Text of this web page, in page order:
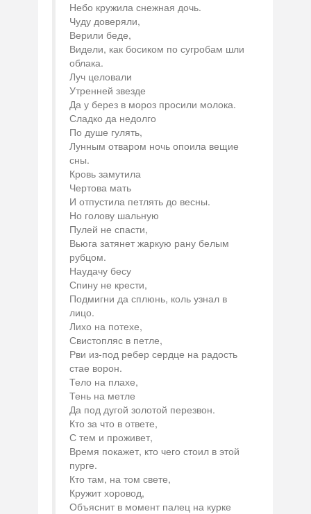
Небо кружила снежная дочь.
Чуду доверяли,
Верили беде,
Видели, как босиком по сугробам шли
облака.
Луч целовали
Утренней звезде
Да у берез в мороз просили молока.
Сладко да недолго
По душе гулять,
Лунным отваром ночь опоила вещие
сны.
Кровь замутила
Чертова мать
И отпустила петлять до весны.
Но голову шальную
Пулей не спасти,
Вьюга затянет жаркую рану белым
рубцом.
Наудачу бесу
Спину не крести,
Подмигни да сплюнь, коль узнал в
лицо.
Лихо на потехе,
Свистопляс в петле,
Рви из-под ребер сердце на радость
стае ворон.
Тело на плахе,
Тень на метле
Да под дугой золотой перезвон.
Кто за что в ответе,
С тем и проживет,
Время покажет, кто чего стоил в этой
пурге.
Кто там, на том свете,
Кружит хоровод,
Объяснит в момент палец на курке